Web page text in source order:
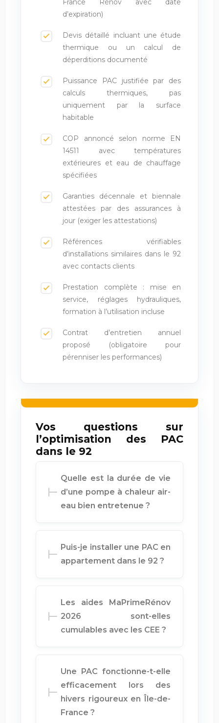
France Rénov avec date
d’expiration)
Devis détaillé incluant une étude
thermique ou un calcul de
déperditions documenté
Puissance PAC justifiée par des
calculs thermiques, pas
uniquement par la surface
habitable
COP annoncé selon norme EN
14511 avec températures
extérieures et eau de chauffage
spécifiées
Garanties décennale et biennale
attestées par des assurances à
jour (exiger les attestations)
Références vérifiables
d’installations similaires dans le 92
avec contacts clients
Prestation complète : mise en
service, réglages hydrauliques,
formation à l’utilisation incluse
Contrat d’entretien annuel
proposé (obligatoire pour
pérenniser les performances)
Vos questions sur
l’optimisation des PAC
dans le 92
Quelle est la durée de vie
d’une pompe à chaleur air-
eau bien entretenue ?
Puis-je installer une PAC en
appartement dans le 92 ?
Les aides MaPrimeRénov
2026 sont-elles
cumulables avec les CEE ?
Une PAC fonctionne-t-elle
efficacement lors des
hivers rigoureux en Île-de-
France ?